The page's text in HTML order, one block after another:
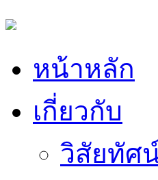
หน้าหลัก
เกี่ยวกับ
วิสัยทัศ